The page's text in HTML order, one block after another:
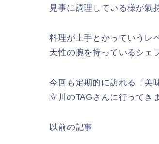
見事に調理している様が氣
料理が上手とかっていうレ
天性の腕を持っているシェ
今回も定期的に訪れる「美
立川のTAGさんに行ってき
以前の記事